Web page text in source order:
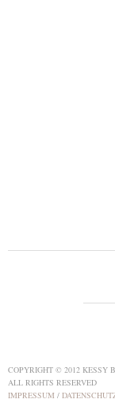
COPYRIGHT © 2012 KESSY
ALL RIGHTS RESERVED
IMPRESSUM /